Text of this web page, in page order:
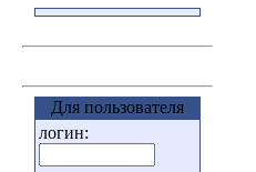
Для пользователя
логин: